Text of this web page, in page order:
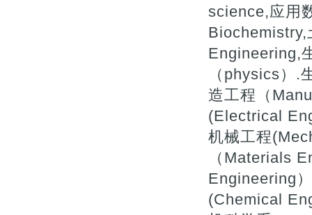
science,应用
Engineering,
（physics）
造工程（
(Electrical
机械工程
（Materials
Engineering
(Chemical